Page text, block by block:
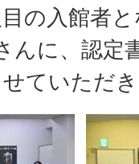
の入館者
んに、認定
ていただ